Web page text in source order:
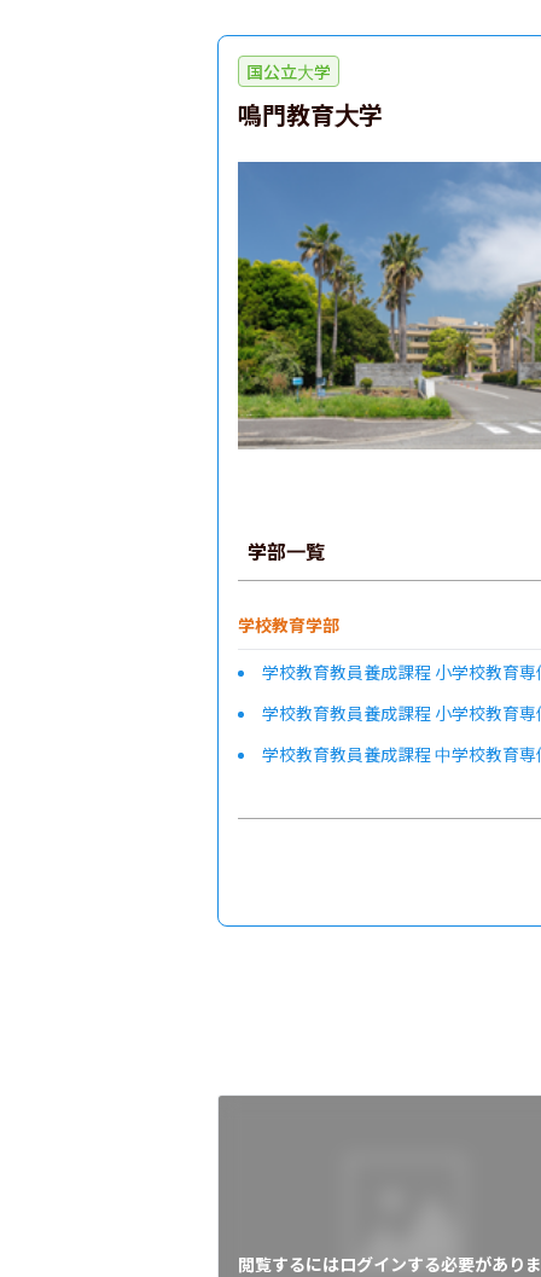
国公立大学
鳴門教育大学
学部一覧
学校教育学部
学校教育教員養成課程 小学校教育
学校教育教員養成課程 小学校教育
学校教育教員養成課程 中学校教育
閲覧するにはログインする必要があり